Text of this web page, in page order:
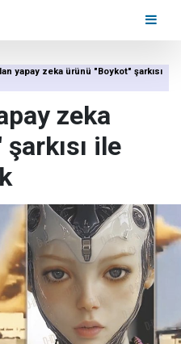
yapay zeka ürünü "Boykot" şarkısı
zeka
ile